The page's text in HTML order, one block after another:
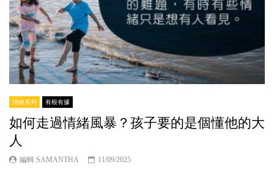
情緒系列 有根有據
如何走過情緒風暴？孩子要的是個懂他的大
人
編輯 SAMANTHA 11/09/2025